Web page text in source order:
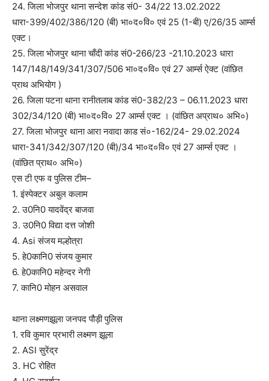
24. जिला भोजपुर थाना सन्देश कांड सं0- 34/22 13.02.2022
धारा-399/402/386/120 (बी) भा०द०वि० एवं 25 (1-बी) ए/26/35 आर्म्स
एक्ट।
25. जिला भोजपुर थाना चाँदी कांड सं0-266/23 -21.10.2023 धारा
147/148/149/341/307/506 भा०द०वि० एवं 27 आर्म्स ऐक्ट (वांछित
प्राथ अभियोग )
26. जिला पटना थाना रानीतलाब कांड सं0-382/23 – 06.11.2023 धारा
302/34/120 (बी) भा०द०वि० 27 आर्म्स एक्ट । (वांछित अप्राथ० अभि०)
27. जिला भोजपुर थाना आरा नवादा काड सं०-162/24- 29.02.2024
धारा-341/342/307/120 (बी)/34 भा०द०वि० एवं 27 आर्म्स एक्ट ।
(वांछित प्राथ० अभि०)
एस टी एफ व पुलिस टीम–
1. इंस्पेक्टर अबुल कलाम
2. उ0नि0 यादवेंद्र बाजवा
3. उ0नि0 विद्या दत्त जोशी
4. Asi संजय मल्होत्रा
5. हे0कानि0 संजय कुमार
6. हे0कानि0 महेन्दर नेगी
7. कानि0 मोहन असवाल
थाना लक्ष्मणझूला जनपद पौड़ी पुलिस
1. रवि कुमार प्रभारी लक्ष्मण झूला
2. ASI सुरेंद्र
3. HC रोहित